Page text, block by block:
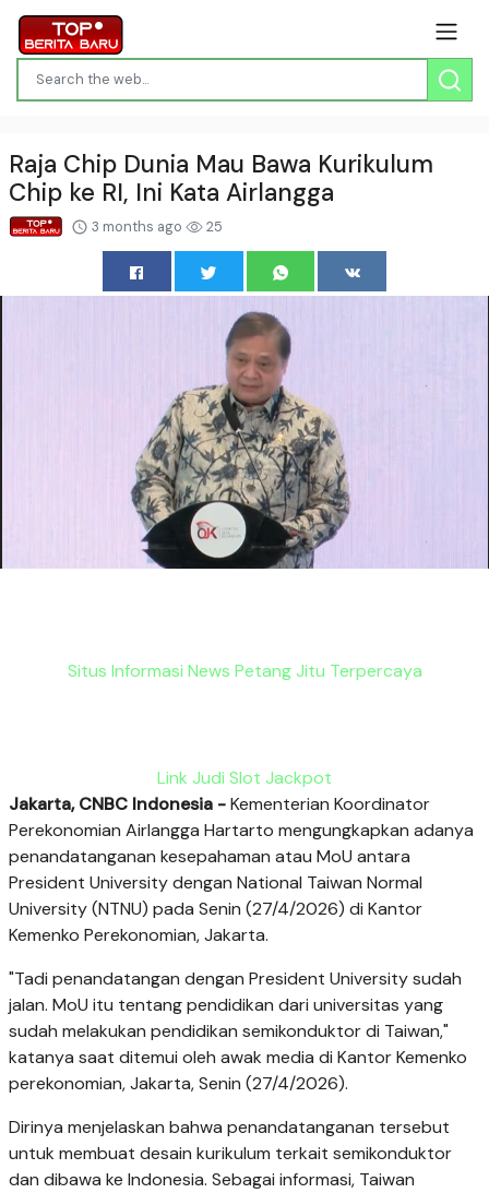
Raja Chip Dunia Mau Bawa Kurikulum
Chip ke RI, Ini Kata Airlangga
3 months ago 25
Situs Informasi News Petang Jitu Terpercaya
Link Judi Slot Jackpot
Jakarta, CNBC Indonesia -Kementerian Koordinator
Perekonomian Airlangga Hartarto mengungkapkan adanya
penandatanganan kesepahaman atau MoU antara
President University dengan National Taiwan Normal
University (NTNU) pada Senin (27/4/2026) di Kantor
Kemenko Perekonomian, Jakarta.
"Tadi penandatangan dengan President University sudah
jalan. MoU itu tentang pendidikan dari universitas yang
sudah melakukan pendidikan semikonduktor di Taiwan,"
katanya saat ditemui oleh awak media di Kantor Kemenko
perekonomian, Jakarta, Senin (27/4/2026).
Dirinya menjelaskan bahwa penandatanganan tersebut
untuk membuat desain kurikulum terkait semikonduktor
dan dibawa ke Indonesia. Sebagai informasi, Taiwan